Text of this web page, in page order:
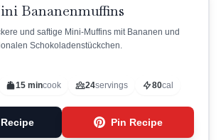
Bananenmuffins
und saftige Mini-Muffins mit Bananen und
Schokoladenstückchen.
15 mincook 24servings 80cal
Pin Recipe